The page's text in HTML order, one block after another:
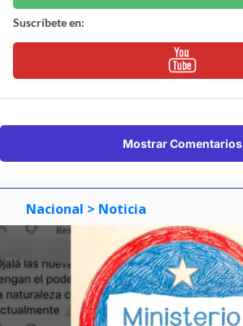
Suscríbete en:
Mostrar Comentarios
Nacional > Noticia